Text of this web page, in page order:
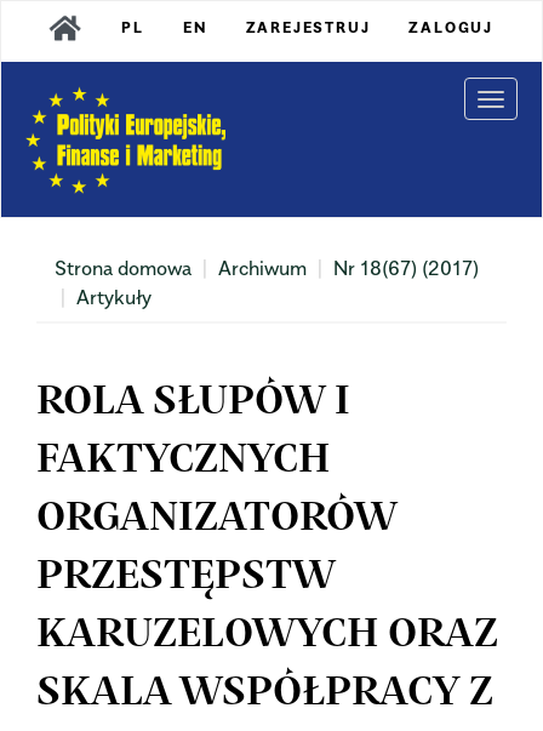
Main
Navigation
Content
Sidebar
PL EN ZAREJESTRUJ ZALOGUJ
Strona domowa Archiwum
Nr 18(67) (2017)
Artykuły
ROLA SŁUPÓW I
FAKTYCZNYCH
ORGANIZATORÓW
PRZESTĘPSTW
KARUZELOWYCH ORAZ
SKALA WSPÓŁPRACY Z